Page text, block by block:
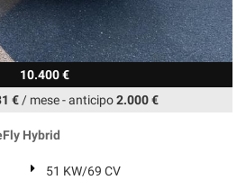
10.400 €
€/ mese-anticipo2.000 €
Hybrid
51 KW/69 CV